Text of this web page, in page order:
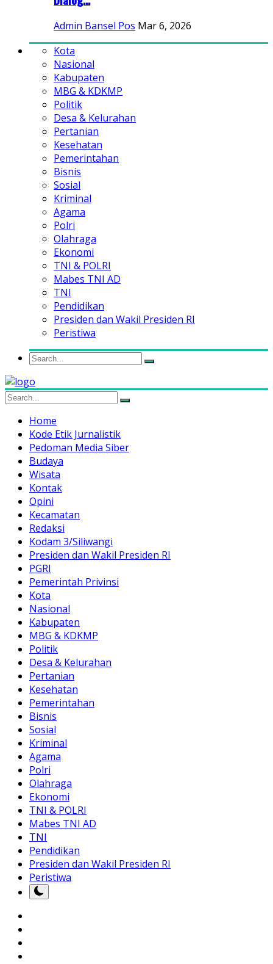
Admin Bansel Pos Mar 6, 2026
Kota
Nasional
Kabupaten
MBG & KDKMP
Politik
Desa & Kelurahan
Pertanian
Kesehatan
Pemerintahan
Bisnis
Sosial
Kriminal
Agama
Polri
Olahraga
Ekonomi
TNI & POLRI
Mabes TNI AD
TNI
Pendidikan
Presiden dan Wakil Presiden RI
Peristiwa
Home
Kode Etik Jurnalistik
Pedoman Media Siber
Budaya
Wisata
Kontak
Opini
Kecamatan
Redaksi
Kodam 3/Siliwangi
Presiden dan Wakil Presiden RI
PGRI
Pemerintah Privinsi
Kota
Nasional
Kabupaten
MBG & KDKMP
Politik
Desa & Kelurahan
Pertanian
Kesehatan
Pemerintahan
Bisnis
Sosial
Kriminal
Agama
Polri
Olahraga
Ekonomi
TNI & POLRI
Mabes TNI AD
TNI
Pendidikan
Presiden dan Wakil Presiden RI
Peristiwa